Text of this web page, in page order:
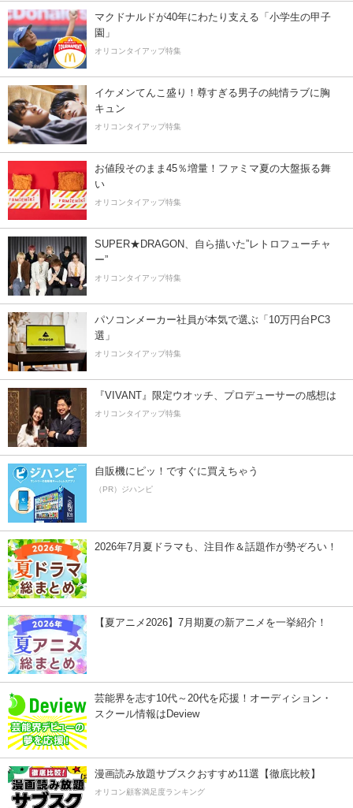
マクドナルドが40年にわたり支える「小学生の甲子
園」
オリコンタイアップ特集
イケメンてんこ盛り！尊すぎる男子の純情ラブに胸
キュン
オリコンタイアップ特集
お値段そのまま45％増量！ファミマ夏の大盤振る舞
い
オリコンタイアップ特集
SUPER★DRAGON、自ら描いた”レトロフューチャ
ー”
オリコンタイアップ特集
パソコンメーカー社員が本気で選ぶ「10万円台PC3
選」
オリコンタイアップ特集
『VIVANT』限定ウオッチ、プロデューサーの感想は
オリコンタイアップ特集
自販機にピッ！ですぐに買えちゃう
（PR）ジハンピ
2026年7月夏ドラマも、注目作＆話題作が勢ぞろい！
【夏アニメ2026】7月期夏の新アニメを一挙紹介！
芸能界を志す10代～20代を応援！オーディション・
スクール情報はDeview
漫画読み放題サブスクおすすめ11選【徹底比較】
オリコン顧客満足度ランキング